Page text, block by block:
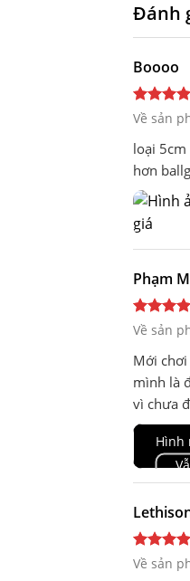
Đánh
Boooo
Về sản
loại
hơn
Phạm
Về sản
Mới
mình là
vì chưa
Hình
Về sản